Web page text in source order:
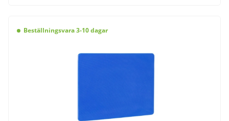
Beställningsvara 3-10 dagar